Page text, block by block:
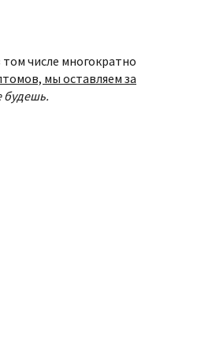
числе многократно
мы оставляем за
будешь.